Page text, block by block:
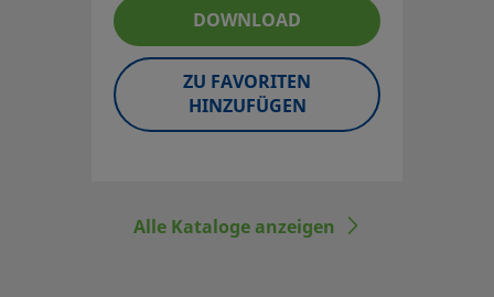
Massedurchflussregler -
automatische Kontrolle des
Schutzgasflusses des AD;
Gewicht unter 23 kg (50 lbs);
Kompatibel mit den
DOWNLOAD
ZU FAVORITEN
HINZUFÜGEN
Alle Kataloge anzeigen